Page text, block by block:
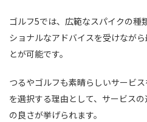
ゴルフ5では、広範なスパイクの種
ショナルなアドバイスを受けなが
とが可能です。
つるやゴルフも素晴らしいサービ
を選択する理由として、サービス
の良さが挙げられます。